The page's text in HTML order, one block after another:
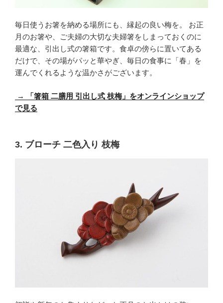
毎日使うお箸を納める場所にも、縁起の良い梅を。 お正
月のお箸や、ご夫婦の大切な夫婦箸をしまっておくのに
最適な、引出し式の箸箱です。食卓の傍らに置いてある
だけで、その場がパッと華やぎ、毎日の食事に「春」を
運んでくれるような温かさがございます。
→
「箸箱 二膳用 引出し式 枝梅」をオンラインショップ
で見る
3. ブローチ 二色入り 枝梅